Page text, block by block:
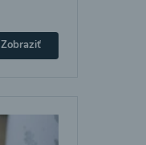
Zobraziť